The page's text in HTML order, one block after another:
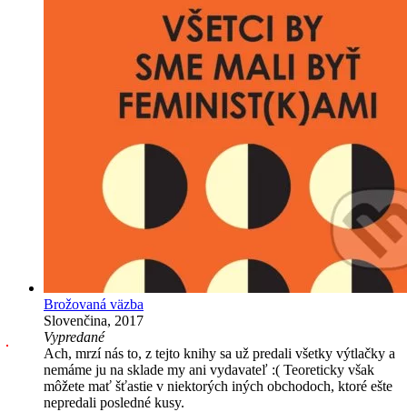
Brožovaná väzba
Slovenčina, 2017
Vypredané
Ach, mrzí nás to, z tejto knihy sa už predali všetky výtlačky a
nemáme ju na sklade my ani vydavateľ :( Teoreticky však
môžete mať šťastie v niektorých iných obchodoch, ktoré ešte
nepredali posledné kusy.